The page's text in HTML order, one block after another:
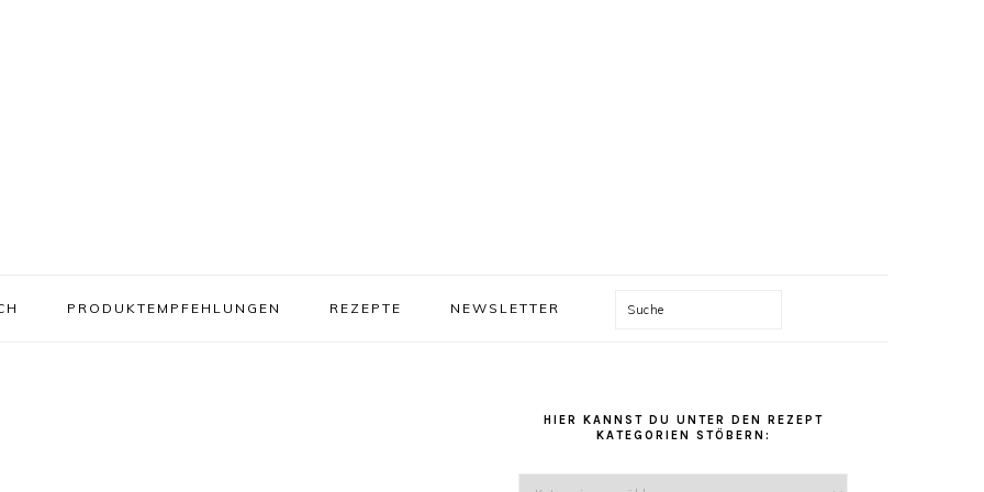
PRODUKTEMPFEHLUNGEN REZEPTE NEWSLETTER Suche
SIDEBAR
HIER KANNST DU UNTER DEN REZEPT
KATEGORIEN STÖBERN: